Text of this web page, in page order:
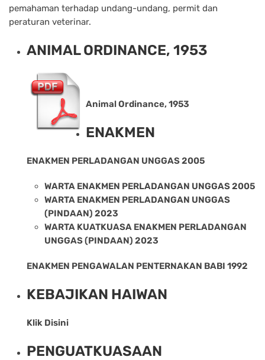
pemahaman terhadap undang-undang, permit dan
peraturan veterinar.
ANIMAL ORDINANCE, 1953
Animal Ordinance, 1953
ENAKMEN
ENAKMEN PERLADANGAN UNGGAS 2005
WARTA ENAKMEN PERLADANGAN UNGGAS 2005
WARTA ENAKMEN PERLADANGAN UNGGAS
(PINDAAN) 2023
WARTA KUATKUASA ENAKMEN PERLADANGAN
UNGGAS (PINDAAN) 2023
ENAKMEN PENGAWALAN PENTERNAKAN BABI 1992
KEBAJIKAN HAIWAN
Klik Disini
PENGUATKUASAAN